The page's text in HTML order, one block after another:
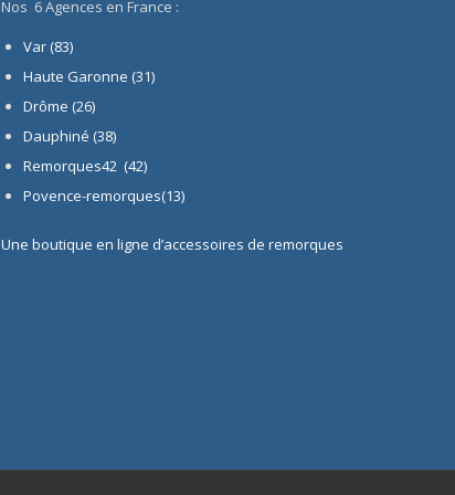
Nos 6 Agences en France :
Var (83)
Haute Garonne (31)
Drôme (26)
Dauphiné (38)
Remorques42 (42)
Povence-remorques(13)
Une boutique en ligne d’accessoires de remorques